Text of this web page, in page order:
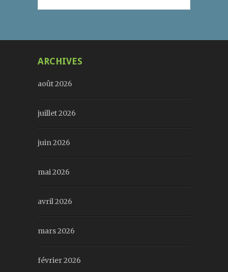
ARCHIVES
août 2026
juillet 2026
juin 2026
mai 2026
avril 2026
mars 2026
février 2026